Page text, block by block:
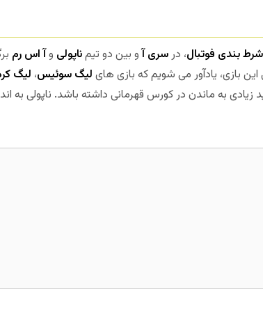
شرط بندی فوتبال، در سری آو بین دو تیمناپولی وآ اس رم
این بازی، یادآور می شویم که بازی های لیگ سوئیس، لیگ
به ماندن در کورس قهرمانی داشته باشد. ناپولی به